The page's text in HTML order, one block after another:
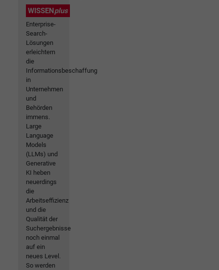
WISSENplus
Enterprise-
Search-
Lösungen
erleichtern
die
Informationsbeschaffung
in
Unternehmen
und
Behörden
immens.
Large
Language
Models
(LLMs) und
Generative
KI heben
neuerdings
die
Arbeitseffizienz
und die
Qualität der
Suchergebnisse
noch einmal
auf ein
neues Level.
So werden